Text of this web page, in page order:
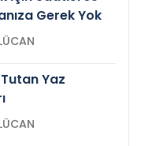
Gerek Yok
Yaz